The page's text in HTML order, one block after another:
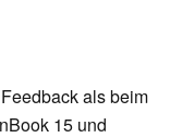
als beim
15 und